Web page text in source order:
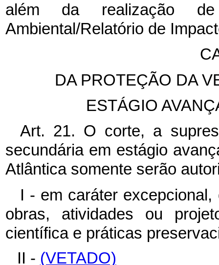
além da realização
Ambiental/Relatório de
DA PROTEÇÃO DA
ESTÁGIO
Art. 21. O corte, a
secundária em estágio
Atlântica somente serão
I - em caráter
obras, atividades ou
científica e práticas
II - (VETADO)